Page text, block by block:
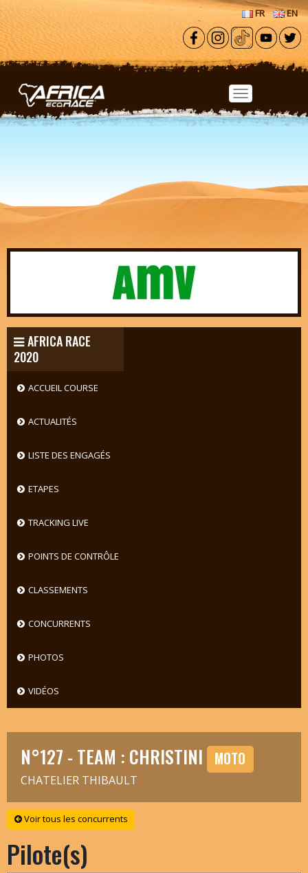
Aller au contenu principal
FR EN
AFRICA RACE
2020
ACCUEIL COURSE
ACTUALITÉS
LISTE DES ENGAGÉS
ETAPES
TRACKING LIVE
POINTS DE CONTRÔLE
CLASSEMENTS
CONCURRENTS
PHOTOS
VIDÉOS
N°127 - TEAM : CHRISTINI MOTO
CHATELIER THIBAULT
Voir tous les concurrents
Pilote(s)